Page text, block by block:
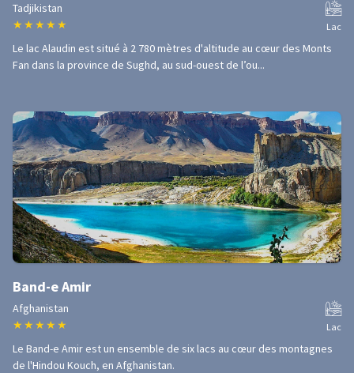
Tadjikistan
★ ★ ★ ★ ★ Lac
Le lac Alaudin est situé à 2 780 mètres d'altitude au cœur des Monts
Fan dans la province de Sughd, au sud-ouest de l’ou...
Band-e Amir
Afghanistan
★ ★ ★ ★ ★ Lac
Le Band-e Amir est un ensemble de six lacs au cœur des montagnes
de l'Hindou Kouch, en Afghanistan.